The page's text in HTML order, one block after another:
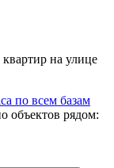
на улице
по всем базам
объектов рядом: